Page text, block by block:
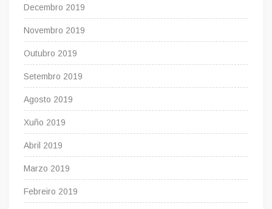
Decembro 2019
Novembro 2019
Outubro 2019
Setembro 2019
Agosto 2019
Xuño 2019
Abril 2019
Marzo 2019
Febreiro 2019